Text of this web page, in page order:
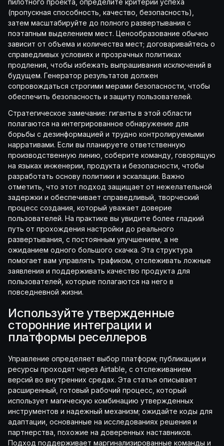
пилотного проекта, определите критерии успеха
(пропускная способность, качество, безопасность),
затем масштабируйте до полного развертывания с
поэтапным выделением мест. Ценообразование обычно
зависит от объема и количества мест; договаривайтесь о
справедливых условиях и прозрачных политиках
продления, чтобы избежать выпрашивания исключений в
будущем. Генератор результатов должен
сопровождаться строгими мерами безопасности, чтобы
обеспечить безопасность и защиту пользователей.
Стратегическое замечание: гиганты в этой области
полагаются на интегрированное обнаружение для
борьбы с дезинформацией и трудно контролируемыми
нарративами. Если вы планируете ответственную
производственную линию, соберите команду, говорящую
на языках инженерии, продукта и безопасности, чтобы
разработать основу политики и эскалации. Важно
отметить, что этот подход защищает от нежелательной
задержки и обеспечивает справедливый, творческий
процесс создания, который уважает доверие
пользователей. На практике вы увидите более гладкий
путь от прохождения настройки до реального
развертывания, с постоянным улучшением, а не
ожиданием одного большого скачка. Эта структура
помогает вам управлять трафиком, отслеживать ложные
заявления и поддерживать качество продукта для
пользователей, которые полагаются на него в
повседневной жизни.
Используйте утвержденные
сторонние интеграции и
платформы реселлеров
Управление определяет выбор платформ; публикации и
ресурсы проходят через Airtable, с отслеживанием
версий во внутренних средах. Эта статья описывает
расширенный, готовый рабочий процесс, который
использует магическую комбинацию утвержденных
инструментов и надежный механизм; ожидайте коды для
адаптации, основанные на исследованиях решения и
партнерства, похожие на доверенных наставников.
Подход поддерживает маргинализированные команды и